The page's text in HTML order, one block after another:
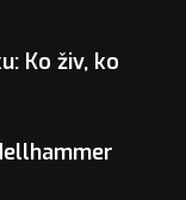
Ko živ, ko